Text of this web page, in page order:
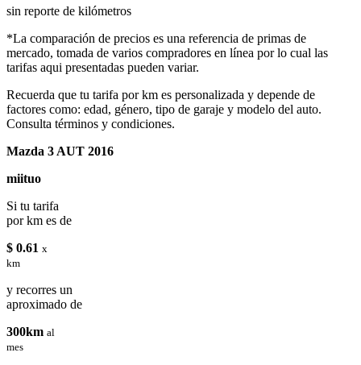
sin reporte de kilómetros
*La comparación de precios es una referencia de primas de
mercado, tomada de varios compradores en línea por lo cual las
tarifas aqui presentadas pueden variar.
Recuerda que tu tarifa por km es personalizada y depende de
factores como: edad, género, tipo de garaje y modelo del auto.
Consulta términos y condiciones.
Mazda 3 AUT 2016
miituo
Si tu tarifa
por km es de
$ 0.61 x
km
y recorres un
aproximado de
300km al
mes